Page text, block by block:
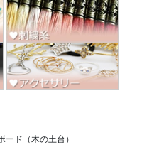
ド（木の土台）